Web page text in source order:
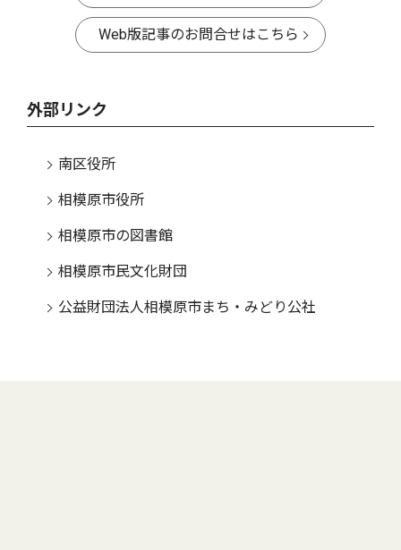
Web版記事のお問合せはこちら
外部リンク
南区役所
相模原市役所
相模原市の図書館
相模原市民文化財団
公益財団法人相模原市まち・みどり公社